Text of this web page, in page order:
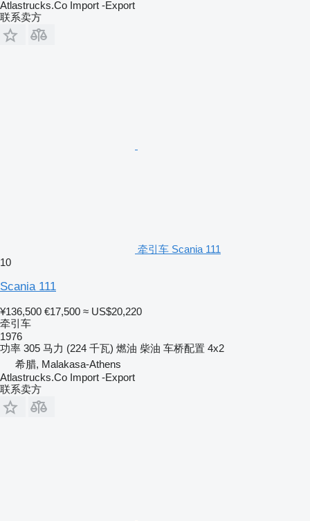
Atlastrucks.Co Import -Export
联系卖方
牵引车 Scania 111
10
Scania 111
¥136,500 €17,500 ≈ US$20,220
牵引车
1976
功率 305 马力 (224 千瓦) 燃油 柴油 车桥配置 4x2
希腊, Malakasa-Athens
Atlastrucks.Co Import -Export
联系卖方